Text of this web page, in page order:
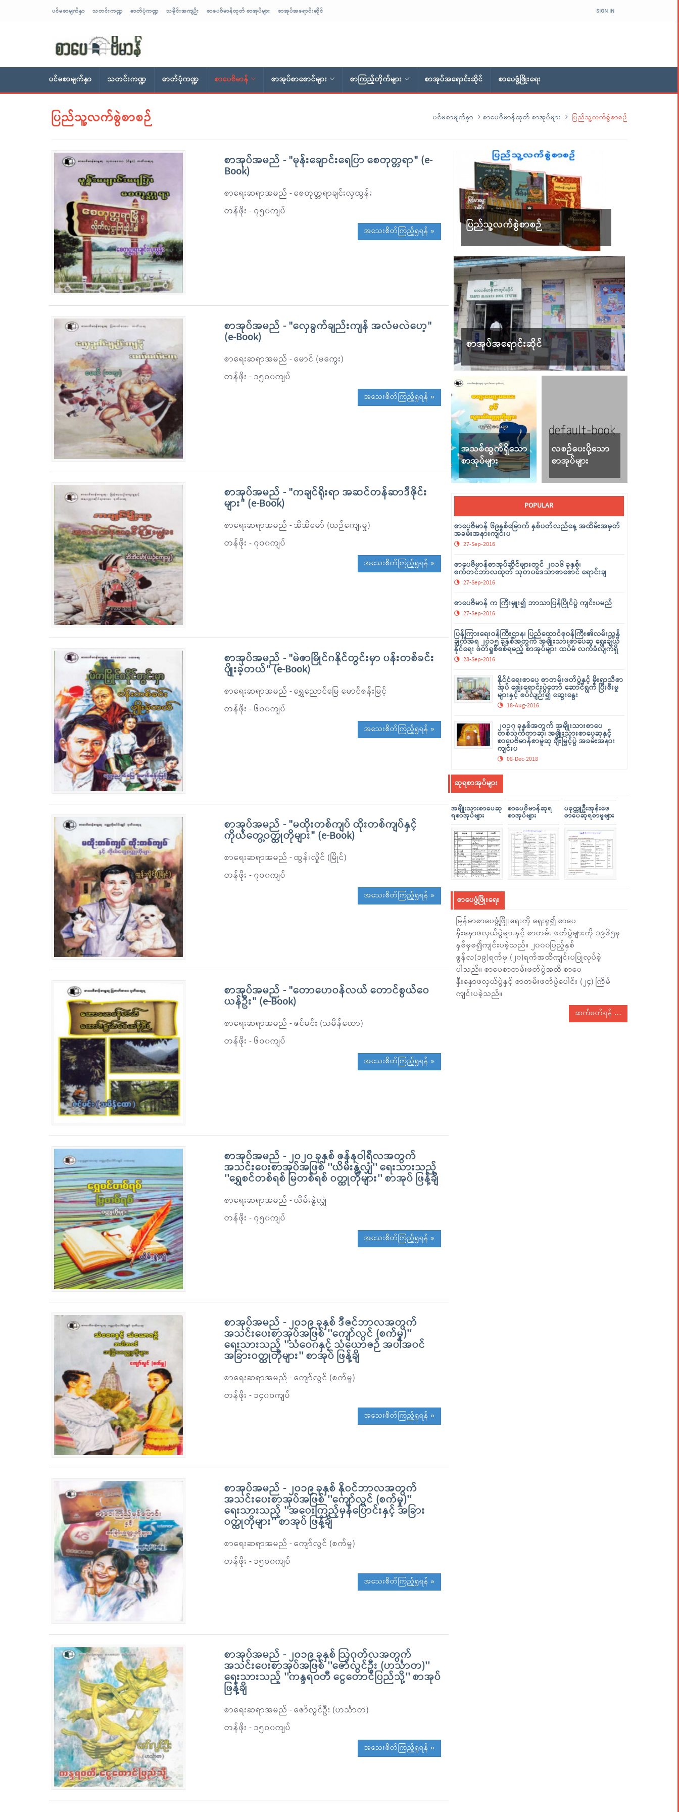
ပင်မစာမျက်နှာ သတင်းကဏ္ဍ ဓာတ်ပုံကဏ္ဍ သမိုင်းအကျဉ်း စာပေဗိမာန်ထုတ် စာအုပ်များ စာအုပ်အရောင်းဆိုင် SIGN IN
ပင်မစာမျက်နှာ သတင်းကဏ္ဍ ဓာတ်ပုံကဏ္ဍ စာပေဗိမာန် စာအုပ်စာစောင်များ စာကြည့်တိုက်များ စာအုပ်အရောင်းဆိုင် စာပေဖွံ့ဖြိုးရေး
ပြည်သူ့လက်စွဲစာစဉ် ပင်မစာမျက်နှာ စာပေဗိမာန်ထုတ် စာအုပ်များ ပြည်သူ့လက်စွဲစာစဉ်
စာအုပ်အမည် - "မုန်းချောင်းရေပြာ စေတုတ္တရာ" (e-
Book)
စာရေးဆရာအမည် - စေတုတ္တရာချင်းလှထွန်း
တန်ဖိုး - ၇၅၀ကျပ်
အသေးစိတ်ကြည့်ရှုရန် »
စာအုပ်အမည် - "လှေခွက်ချည်းကျန် အလံမလဲဟေ့"
(e-Book)
စာရေးဆရာအမည် - မောင် (မကွေး)
တန်ဖိုး - ၁၅၀၀ကျပ်
အသေးစိတ်ကြည့်ရှုရန် »
စာအုပ်အမည် - "ကချင်ရိုးရာ အဆင်တန်ဆာဒီဇိုင်း
များ" (e-Book)
စာရေးဆရာအမည် - အိအိမော် (ယဉ်ကျေးမှု)
တန်ဖိုး - ၇၀၀ကျပ်
အသေးစိတ်ကြည့်ရှုရန် »
စာအုပ်အမည် - "မဲဇာမြိုင်ဂနိုင်တွင်းမှာ ပန်းတစ်ခင်း
ပျိုးခဲ့တယ်" (e-Book)
စာရေးဆရာအမည် - ရွှေညောင်မြေ မောင်စန်းမြင့်
တန်ဖိုး - ၆၀၀ကျပ်
အသေးစိတ်ကြည့်ရှုရန် »
စာအုပ်အမည် - "မထိုးတစ်ကျပ် ထိုးတစ်ကျပ်နှင့်
ကိုယ်တွေ့ဝတ္ထုတိုများ" (e-Book)
စာရေးဆရာအမည် - ထွန်းလှိုင် (မြိုင်)
တန်ဖိုး - ၇၀၀ကျပ်
အသေးစိတ်ကြည့်ရှုရန် »
စာအုပ်အမည် - "တောဟေဝန်လယ် တောင်စွယ်ဝေ
ယန်ဦး" (e-Book)
စာရေးဆရာအမည် - ဇင်မင်း (သမိန်ထော)
တန်ဖိုး - ၆၀၀ကျပ်
အသေးစိတ်ကြည့်ရှုရန် »
စာအုပ်အမည် - ၂၀၂၀ ခုနှစ် ဇန်နဝါရီလအတွက်
အသင်းပေးစာအုပ်အဖြစ် ''ယိမ်းနွဲ့လျှံ'' ရေးသားသည့်
''ရွှေစင်တစ်ရစ် မြတစ်ရစ် ဝတ္ထုတိုများ'' စာအုပ် ဖြန့်ချိ
စာရေးဆရာအမည် - ယိမ်းနွဲ့လျှံ
တန်ဖိုး - ၇၅၀ကျပ်
အသေးစိတ်ကြည့်ရှုရန် »
စာအုပ်အမည် - ၂၀၁၉ ခုနှစ် ဒီဇင်ဘာလအတွက်
အသင်းပေးစာအုပ်အဖြစ် ''ကျော်လွင် (စက်မှု)''
ရေးသားသည့် ''သံဝေဂနှင့် သံယောဇဉ် အပါအဝင်
အခြားဝတ္ထုတိုများ'' စာအုပ် ဖြန့်ချိ
စာရေးဆရာအမည် - ကျော်လွင် (စက်မှု)
တန်ဖိုး - ၁၄၀၀ကျပ်
အသေးစိတ်ကြည့်ရှုရန် »
စာအုပ်အမည် - ၂၀၁၉ ခုနှစ် နိုဝင်ဘာလအတွက်
အသင်းပေးစာအုပ်အဖြစ် ''ကျော်လွင် (စက်မှု)''
ရေးသားသည့် ''အဝေးကြည့်မှန်ပြောင်းနှင့် အခြား
ဝတ္ထုတိုများ'' စာအုပ် ဖြန့်ချိ
စာရေးဆရာအမည် - ကျော်လွင် (စက်မှု)
တန်ဖိုး - ၁၅၀၀ကျပ်
အသေးစိတ်ကြည့်ရှုရန် »
စာအုပ်အမည် - ၂၀၁၉ ခုနှစ် ဩဂုတ်လအတွက်
အသင်းပေးစာအုပ်အဖြစ် ''ဇော်လွင်ဦး (ဟင်္သာတ)''
ရေးသားသည့် ''ကန္ဒရ၀တီ ငွေတောင်ပြည်သို့'' စာအုပ်
ဖြန့်ချိ
စာရေးဆရာအမည် - ဇော်လွင်ဦး (ဟင်္သာတ)
တန်ဖိုး - ၁၅၀၀ကျပ်
အသေးစိတ်ကြည့်ရှုရန် »
ပြည်သူ့လက်စွဲစာစဉ်
စာအုပ်အရောင်းဆိုင်
အသစ်ထွက်ရှိသော
စာအုပ်များ
လစဉ်ပေးပို့သော
စာအုပ်များ
POPULAR
စာပေဗိမာန် ၆၉နှစ်မြောက် နှစ်ပတ်လည်နေ့ အထိမ်းအမှတ်
အခမ်းအနားကျင်းပ
27-Sep-2016
စာပေဗိမာန်စာအုပ်ဆိုင်များတွင် ၂၀၁၆ ခုနှစ်၊
စက်တင်ဘာလထုတ် သုတပဒေသာစာစောင် ရောင်းချ
27-Sep-2016
စာပေဗိမာန် က ကြီးမှူး၍ ဘာသာပြန်ပြိုင်ပွဲ ကျင်းပမည်
27-Sep-2016
ပြန်ကြားရေးဝန်ကြီးဌာန၊ ပြည်ထောင်စုဝန်ကြီး၏လမ်းညွှန်
ချက်အရ ၂၀၁၅ ခုနှစ်အတွက် အမျိုးသားစာပေဆု ရွေးချယ်
နိုင်ရေး ဖတ်ရှုစိစစ်ရမည့် စာအုပ်များ ထပ်မံ လက်ခံလျက်ရှိ
28-Sep-2016
နိုင်ငံရေးစာပေ စာတမ်းဖတ်ပွဲနှင့် မိုးရာသီစာ
အုပ် ဈေးရောင်းပွဲတော် ဆောင်ရွက် ပြီးစီးမှု
များနှင့် စပ်လျဉ်း၍ ဆွေးနွေး
18-Aug-2016
၂၀၁၇ ခုနှစ်အတွက် အမျိုးသားစာပေ
တစ်သက်တာဆု၊ အမျိုးသားစာပေဆုနှင့်
စာပေဗိမာန်စာမူဆု ချီးမြှင့်ပွဲ အခမ်းအနား
ကျင်းပ
08-Dec-2018
ဆုရစာအုပ်များ
အမျိူးသားစာပေဆု
ရစာအုပ်များ
စာပေဗိမာန်ဆုရ
စာအုပ်များ
ပခုက္ကူဦးအုန်းဖေ
စာပေဆုရစာမူများ
စာပေဖွံ့ဖြိုးရေး
မြန်မာစာပေဖွံ့ဖြိုးရေးကို ရှေးရှု၍ စာပေ
နှီးနှောဖလှယ်ပွဲများနှင့် စာတမ်း ဖတ်ပွဲများကို ၁၉၆၅ခု
နှစ်မှစ၍ကျင်းပခဲ့သည်။ ၂၀၀၀ပြည့်နှစ်
ဇွန်လ(၁၉)ရက်မှ (၂၀)ရက်အထိကျင်းပပြုလုပ်ခဲ့
ပါသည်။ စာပေစာတမ်းဖတ်ပွဲအထိ စာပေ
နှီးနှောဖလှယ်ပွဲနှင့် စာတမ်းဖတ်ပွဲပေါင်း (၂၄) ကြိမ်
ကျင်းပခဲ့သည်။
ဆက်ဖတ်ရန်